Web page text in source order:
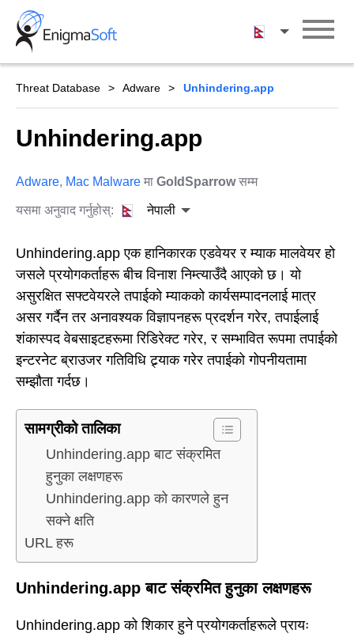
Skip
content
नेपाली
Threat Database Adware Unhindering.app
Unhindering.app
Adware, Mac Malware मा GoldSparrowसम्म
यसमा अनुवाद गर्नुहोस्: नेपाली
Unhindering.app एक हानिकारक एडवेयर र म्याक मालवेयर हो
जसले प्रयोगकर्ताहरू बीच विनाश निम्त्याउँदै आएको छ। यो
असुरक्षित सफ्टवेयरले तपाईको म्याकको कार्यसम्पादनलाई मात्र
असर गर्दैन तर अनावश्यक विज्ञापनहरू प्रदर्शन गरेर, तपाईलाई
शंकास्पद वेबसाइटहरूमा रिडिरेक्ट गरेर, र सम्भावित रूपमा तपाईको
इन्टरनेट ब्राउजर गतिविधि ट्र्याक गरेर तपाईको गोपनीयतामा
सम्झौता गर्दछ।
सामग्रीको तालिका
Unhindering.app बाट संक्रमित
हुनुका लक्षणहरू
Unhindering.app को कारणले हुन
सक्ने क्षति
URL हरू
Unhindering.app बाट संक्रमित हुनुका लक्षणहरू
Unhindering.app को शिकार हुने प्रयोगकर्ताहरूले प्रायः